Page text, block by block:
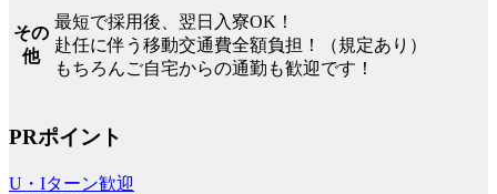
その
他
最短で採用後、翌日入寮OK！
赴任に伴う移動交通費全額負担！（規定あり）
もちろんご自宅からの通勤も歓迎です！
PRポイント
U・Iターン歓迎